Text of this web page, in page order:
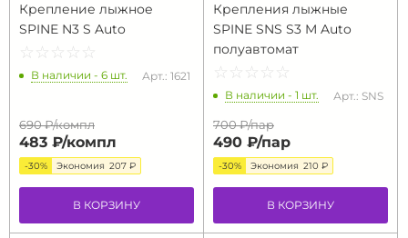
Крепление лыжное
SPINE N3 S Auto
☆ ☆ ☆ ☆ ☆
★ ★ ★ ★ ★
В наличии - 6 шт. Арт.: 1621
690 ₽/компл
483 ₽/компл
-30% Экономия 207 ₽
В КОРЗИНУ
Крепления лыжные
SPINE SNS S3 M Auto
полуавтомат
☆ ☆ ☆ ☆ ☆
★ ★ ★ ★ ★
В наличии - 1 шт. Арт.: SNS
700 ₽/пар
490 ₽/пар
-30% Экономия 210 ₽
В КОРЗИНУ